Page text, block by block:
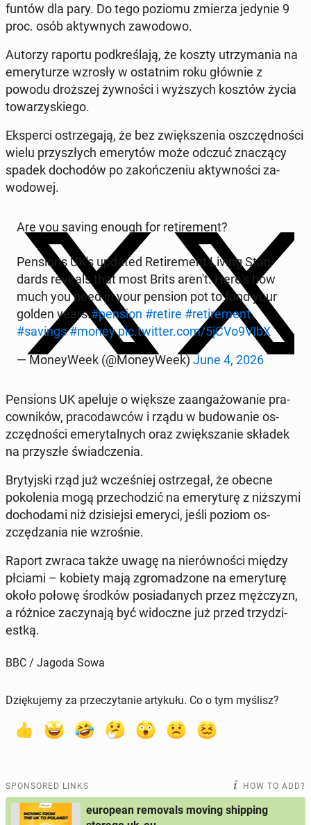
funtów dla pary. Do tego poziomu zmierza jedynie 9
proc. osób ak­ty­wnych za­wodowo.
Autorzy raportu pod­kreśla­ją, że koszty utrzy­ma­nia na
emery­turze wzrosły w os­tat­nim roku głównie z
powodu droższej ży­wnoś­ci i wyższych kosztów życia
to­warzyskiego.
Eksper­ci os­trze­ga­ją, że bez zwięk­szenia os­zczęd­noś­ci
wielu przyszłych emery­tów może odczuć znaczą­cy
spadek do­chodów po za­kończe­niu ak­ty­wnoś­ci za­
wodowej.
Are you saving enough for re­tire­ment?
Pen­sions UK's updated Re­tire­ment Living Stan­
dards reveals that most Brits aren't. Here's how
much you need in your pension pot to fund your
golden years.#pension #retire #re­tire­ment
#savings#moneypic.twitter.com/5jCVo9VIbX
— Mon­ey­Week (@Mon­ey­Week) June 4, 2026
Pen­sions UK apeluje o większe zaan­gażowanie pra­
cown­ików, pra­co­daw­ców i rządu w bu­dowanie os­
zczęd­noś­ci emery­tal­nych oraz zwięk­szanie składek
na przyszłe świad­czenia.
Bry­tyjs­ki rząd już wcześniej os­trze­gał, że obecne
pokole­nia mogą prze­chodz­ić na emery­turę z niższy­mi
do­choda­mi niż dzisiejsi emeryci, jeśli poziom os­
zczędza­nia nie wzrośnie.
Raport zwraca także uwagę na nierównoś­ci między
płciami – kobiety mają zgro­mad­zone na emery­turę
około połowę środków posi­adanych przez mężczyzn,
a różnice za­czy­na­ją być widoczne już przed trzy­dzi­
estką.
BBC / Jagoda Sowa
Dziękujemy za przeczytanie artykułu. Co o tym myślisz?
SPONSORED LINKS HOW TO ADD?
european removals moving shipping